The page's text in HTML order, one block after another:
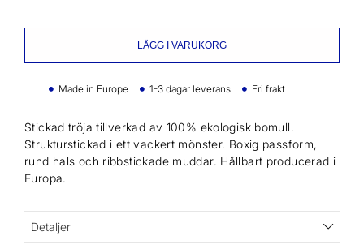
LÄGG I VARUKORG
Made in Europe 1-3 dagar leverans Fri frakt
Stickad tröja tillverkad av 100% ekologisk bomull.
Strukturstickad i ett vackert mönster. Boxig passform,
rund hals och ribbstickade muddar. Hållbart producerad i
Europa.
Detaljer